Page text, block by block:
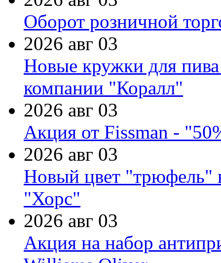
Оборот розничной
2026 авг 03
Новые кружки для
компании "Коралл"
2026 авг 03
Акция от Fissman -
2026 авг 03
Новый цвет "трюфель"
"Хорс"
2026 авг 03
Акция на набор